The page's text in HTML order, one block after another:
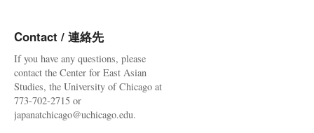
Contact / 連絡先
If you have any questions, please
contact the Center for East Asian
Studies, the University of Chicago at
773-702-2715 or
japanatchicago@uchicago.edu.